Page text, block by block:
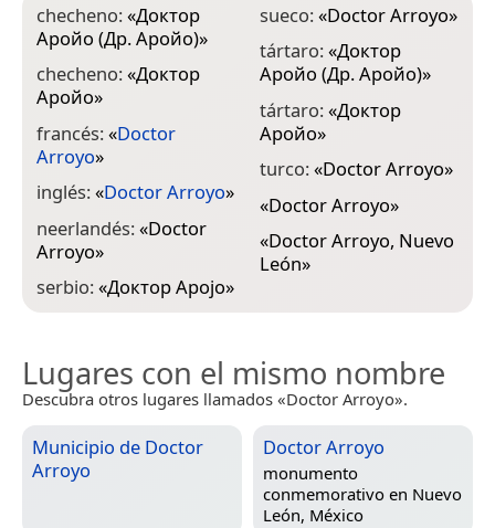
checheno:«Доктор
Аройо (Др. Аройо)»
checheno:«Доктор
Аройо»
francés:«Doctor
Arroyo»
inglés:«Doctor Arroyo»
neerlandés:«Doctor
Arroyo»
serbio:«Доктор Аројо»
sueco:«Doctor Arroyo»
tártaro:«Доктор
Аройо (Др. Аройо)»
tártaro:«Доктор
Аройо»
turco:«Doctor Arroyo»
«Doctor Arroyo»
«Doctor Arroyo, Nuevo
León»
Lugares con el mismo nombre
Descubra otros lugares llamados «Doctor Arroyo».
Municipio de Doctor
Arroyo
Doctor Arroyo
monumento
conmemorativo en Nuevo
León, México